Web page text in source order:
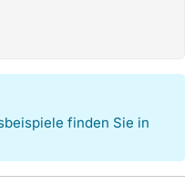
finden Sie in